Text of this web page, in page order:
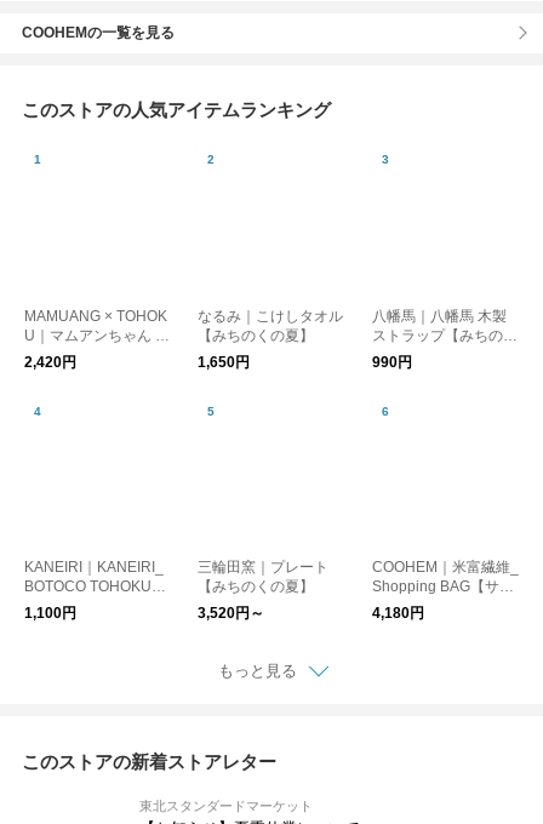
COOHEMの一覧を見る
このストアの人気アイテムランキング
MAMUANG × TOHOK
U｜マムアンちゃん 飾
りコマ
2,420円
なるみ｜こけしタオル
【みちのくの夏】
1,650円
八幡馬｜八幡馬 木製
ストラップ【みちのく
の夏】
990円
KANEIRI｜KANEIRI_
BOTOCO TOHOKU
【みちのくの夏】
1,100円
三輪田窯｜プレート
【みちのくの夏】
3,520円～
COOHEM｜米富繊維_
Shopping BAG【サス
テナブル】
4,180円
もっと見る
このストアの新着ストアレター
東北スタンダードマーケット